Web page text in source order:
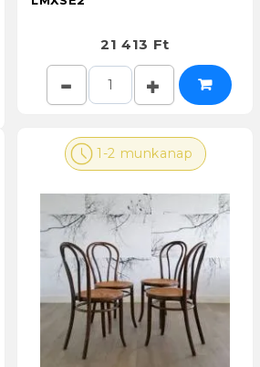
21 413 Ft
1-2 munkanap